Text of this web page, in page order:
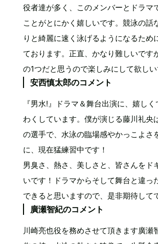
役者達が多く、このメンバーとドラマ
ことがとにかく嬉しいです。競泳の話
りと綺麗に速く泳げるようになるため
ております。正直、かなり難しいです
の1つだと思うので楽しみにして欲しい
安西慎太郎のコメント
『男水!』ドラマ＆舞台出演に、嬉しく
わくしています。僕が演じる藤川礼央
の選手で、水泳の臨場感やかっこよさ
に、現在猛練習中です！
男臭さ、熱さ、美しさと、皆さんをド
いです！ドラマからそして舞台と違っ
できると思いますので、是非期待して
廣瀬智紀のコメント
川崎亮也役を務めさせて頂きます廣瀬